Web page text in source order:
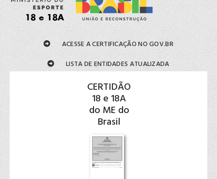
ACESSE A CERTIFICAÇÃO NO GOV.BR
LISTA DE ENTIDADES ATUALIZADA
CERTIDÃO
18 e 18A
do ME do
Brasil